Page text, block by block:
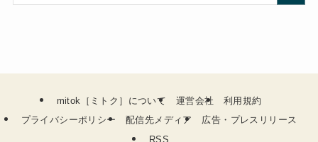
mitok［ミトク］について 運営会社
利用規約
プライバシーポリシー
配信先メディア
広告・プレスリリース
RSS